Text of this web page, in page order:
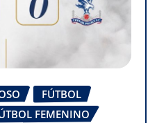
FÚTBOL
FEMENINO